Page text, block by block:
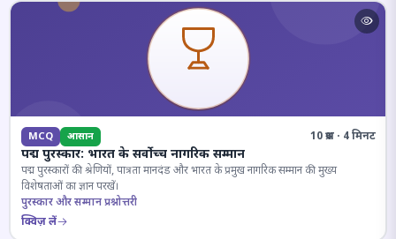
MCQ आसान 10 प्रश्न · 4 मिनट
पद्म पुरस्कार: भारत के सर्वोच्च नागरिक सम्मान
पद्म पुरस्कारों की श्रेणियों, पात्रता मानदंड और भारत के प्रमुख नागरिक सम्मान की मुख्य
विशेषताओं का ज्ञान परखें।
पुरस्कार और सम्मान प्रश्नोत्तरी
क्विज़ लें